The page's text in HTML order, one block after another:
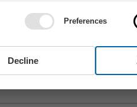
Preferences
Decline